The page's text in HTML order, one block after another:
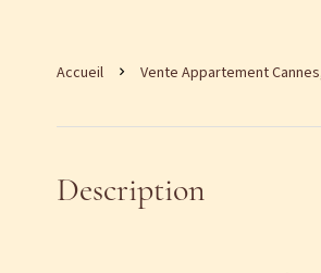
Accueil Vente Appartement
Description